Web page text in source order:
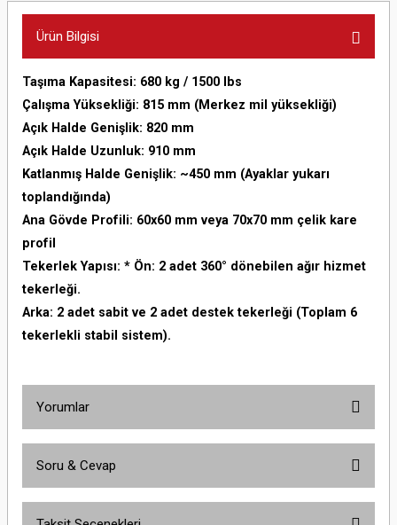
Ürün Bilgisi
Taşıma Kapasitesi: 680 kg / 1500 lbs
Çalışma Yüksekliği: 815 mm (Merkez mil yüksekliği)
Açık Halde Genişlik: 820 mm
Açık Halde Uzunluk: 910 mm
Katlanmış Halde Genişlik: ~450 mm (Ayaklar yukarı
toplandığında)
Ana Gövde Profili: 60x60 mm veya 70x70 mm çelik kare
profil
Tekerlek Yapısı: * Ön: 2 adet 360° dönebilen ağır hizmet
tekerleği.
Arka: 2 adet sabit ve 2 adet destek tekerleği (Toplam 6
tekerlekli stabil sistem).
Yorumlar
Soru & Cevap